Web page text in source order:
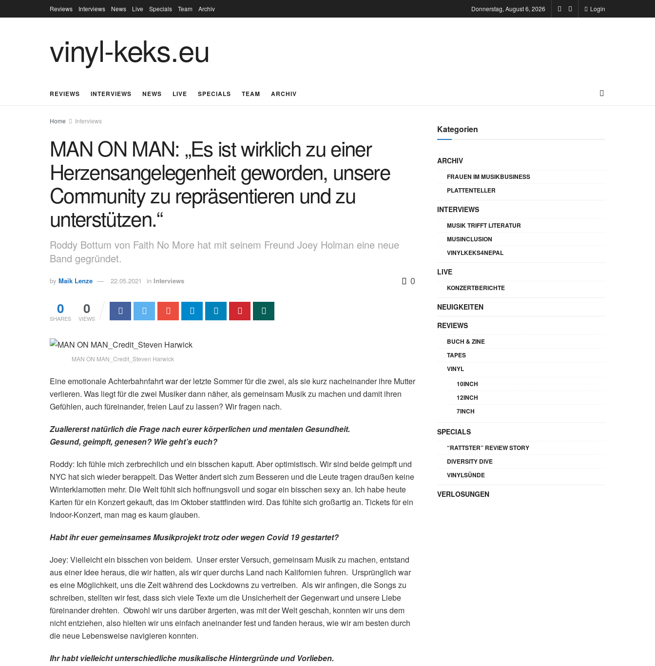
Reviews Interviews News Live Specials Team Archiv Donnerstag, August 6, 2026 Login
vinyl-keks.eu
REVIEWS INTERVIEWS NEWS LIVE SPECIALS TEAM ARCHIV
Home Interviews
MAN ON MAN: „Es ist wirklich zu einer
Herzensangelegenheit geworden, unsere
Community zu repräsentieren und zu
unterstützen.“
Roddy Bottum von Faith No More hat mit seinem Freund Joey Holman eine neue
Band gegründet.
by Maik Lenze 22.05.2021 in Interviews 0
0
SHARES
0
VIEWS
MAN ON MAN_Credit_Steven Harwick
Eine emotionale Achterbahnfahrt war der letzte Sommer für die zwei, als sie kurz nacheinander ihre Mutter
verlieren. Was liegt für die zwei Musiker dann näher, als gemeinsam Musik zu machen und damit ihren
Gefühlen, auch füreinander, freien Lauf zu lassen? Wir fragen nach.
Zuallererst natürlich die Frage nach eurer körperlichen und mentalen Gesundheit.
Gesund, geimpft, genesen? Wie geht’s euch?
Roddy: Ich fühle mich zerbrechlich und ein bisschen kaputt. Aber optimistisch. Wir sind beide geimpft und
NYC hat sich wieder berappelt. Das Wetter ändert sich zum Besseren und die Leute tragen draußen keine
Winterklamotten mehr. Die Welt fühlt sich hoffnungsvoll und sogar ein bisschen sexy an. Ich habe heute
Karten für ein Konzert gekauft, das im Oktober stattfinden wird. Das fühlte sich großartig an. Tickets für ein
Indoor-Konzert, man mag es kaum glauben.
Habt ihr euer gemeinsames Musikprojekt trotz oder wegen Covid 19 gestartet?
Joey: Vielleicht ein bisschen von beidem. Unser erster Versuch, gemeinsam Musik zu machen, entstand
aus einer Idee heraus, die wir hatten, als wir quer durchs Land nach Kalifornien fuhren. Ursprünglich war
es eine Möglichkeit, uns die Zeit während des Lockdowns zu vertreiben. Als wir anfingen, die Songs zu
schreiben, stellten wir fest, dass sich viele Texte um die Unsicherheit der Gegenwart und unsere Liebe
füreinander drehten. Obwohl wir uns darüber ärgerten, was mit der Welt geschah, konnten wir uns dem
nicht entziehen, also hielten wir uns einfach aneinander fest und fanden heraus, wie wir am besten durch
die neue Lebensweise navigieren konnten.
Ihr habt vielleicht unterschiedliche musikalische Hintergründe und Vorlieben.
Kategorien
ARCHIV
FRAUEN IM MUSIKBUSINESS
PLATTENTELLER
INTERVIEWS
MUSIK TRIFFT LITERATUR
MUSINCLUSION
VINYLKEKS4NEPAL
LIVE
KONZERTBERICHTE
NEUIGKEITEN
REVIEWS
BUCH & ZINE
TAPES
VINYL
10INCH
12INCH
7INCH
SPECIALS
“RATTSTER” REVIEW STORY
DIVERSITY DIVE
VINYLSÜNDE
VERLOSUNGEN